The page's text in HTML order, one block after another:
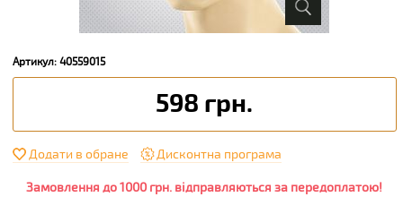
Артикул: 40559015
598 грн.
Додати в обране Дисконтна програма
Замовлення до 1000 грн. відправляються за передоплатою!